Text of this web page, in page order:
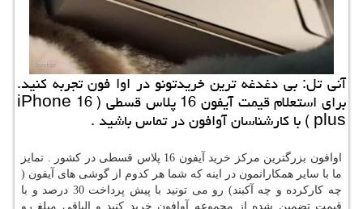
آنی تل: بی دغدغه ترین خریدتونو در اوا فون تجربه کنید.
برای استعلام قیمت آیفون 16 پلاس قسطی ( iPhone 16
plus ) با کارشناسان آوافون در تماس باشید .
اوافون بزرگترین مرکز خرید آیفون 16 پلاس قسطی در کشور . تمایز
ما با سایر همکارانمون در اینه که شما هر کدوم از گوشی های آیفون (
چه کارکرده و چه آکبند) رو می تونید با پیش پرداخت 30 درصد و با
قیمت تضمین شده از مجموعه آوافون خرید کنید و الباقی مبلغ رو